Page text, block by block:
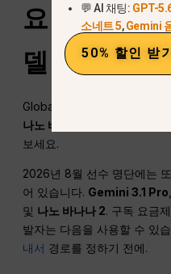
요 (더 저렴
델 지원)
GlobalGPT 통합
나노 바나나 프로
, 그리고
보세요.
2026년 8월 선수 명단에는
어 있습니다. Gemini 3.1 Pro,
및 나노 바나나 2. 구독 요금
발자는 다음을 사용할 수 있
내서 경로를 정하기 전에.
💬 AI 채팅: GPT-
소네트 5,Gemini
50% 할인 받